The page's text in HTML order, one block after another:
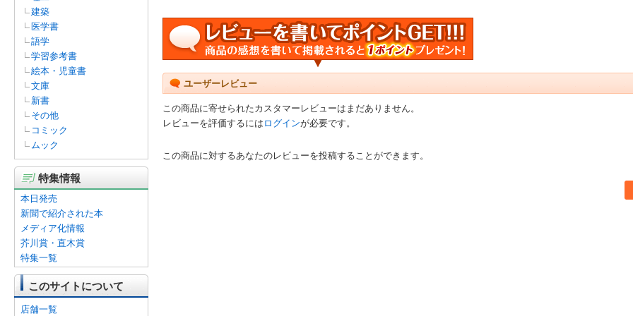
建築
医学書
語学
学習参考書
絵本・児童書
文庫
新書
その他
コミック
ムック
特集情報
本日発売
新聞で紹介された本
メディア化情報
芥川賞・直木賞
特集一覧
このサイトについて
店舗一覧
ユーザーレビュー
この商品に寄せられたカスタマーレビューはまだありません。
レビューを評価するには ログインが必要です。
この商品に対するあなたのレビューを投稿することができます。